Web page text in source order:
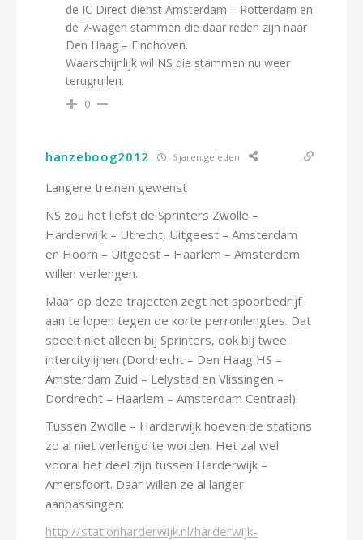
de IC Direct dienst Amsterdam – Rotterdam en
de 7-wagen stammen die daar reden zijn naar
Den Haag – Eindhoven.
Waarschijnlijk wil NS die stammen nu weer
terugruilen.
0
hanzeboog2012 6 jaren geleden
Langere treinen gewenst
NS zou het liefst de Sprinters Zwolle –
Harderwijk – Utrecht, Uitgeest – Amsterdam
en Hoorn – Uitgeest – Haarlem – Amsterdam
willen verlengen.
Maar op deze trajecten zegt het spoorbedrijf
aan te lopen tegen de korte perronlengtes. Dat
speelt niet alleen bij Sprinters, ook bij twee
intercitylijnen (Dordrecht – Den Haag HS –
Amsterdam Zuid – Lelystad en Vlissingen –
Dordrecht – Haarlem – Amsterdam Centraal).
Tussen Zwolle – Harderwijk hoeven de stations
zo al niet verlengd te worden. Het zal wel
vooral het deel zijn tussen Harderwijk –
Amersfoort. Daar willen ze al langer
aanpassingen:
http://stationharderwijk.nl/harderwijk-